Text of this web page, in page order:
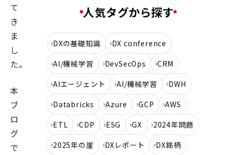
て
き
ま
し
た。
本
ブ
ロ
グ
で
人気タグから探す
DXの基礎知識
DX conference
AI/機械学習
DevSecOps
CRM
AIエージェント
AI/機械学習
DWH
Databricks
Azure GCP
AWS
ETL
CDP ESG GX
2024年問題
2025年の崖
DXレポート DX銘柄